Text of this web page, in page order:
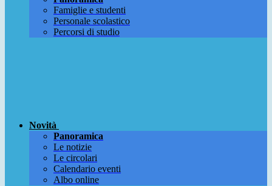
Famiglie e studenti
Personale scolastico
Percorsi di studio
Novità
Panoramica
Le notizie
Le circolari
Calendario eventi
Albo online